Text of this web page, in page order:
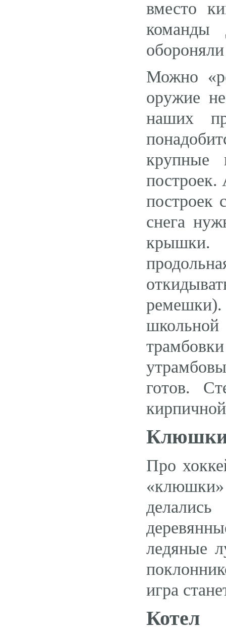
вместо
команды
Можно
оружие
наших
крупные
построек
снега
готов.
Про
ледяные
игра
Котел